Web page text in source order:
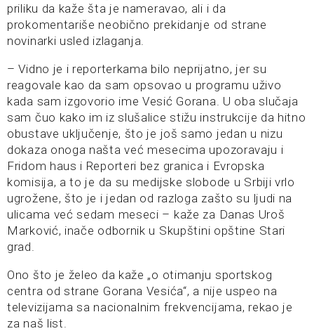
priliku da kaže šta je nameravao, ali i da
prokomentariše neobično prekidanje od strane
novinarki usled izlaganja.
– Vidno je i reporterkama bilo neprijatno, jer su
reagovale kao da sam opsovao u programu uživo
kada sam izgovorio ime Vesić Gorana. U oba slučaja
sam čuo kako im iz slušalice stižu instrukcije da hitno
obustave uključenje, što je još samo jedan u nizu
dokaza onoga našta već mesecima upozoravaju i
Fridom haus i Reporteri bez granica i Evropska
komisija, a to je da su medijske slobode u Srbiji vrlo
ugrožene, što je i jedan od razloga zašto su ljudi na
ulicama već sedam meseci – kaže za Danas Uroš
Marković, inače odbornik u Skupštini opštine Stari
grad.
Ono što je želeo da kaže „o otimanju sportskog
centra od strane Gorana Vesića“, a nije uspeo na
televizijama sa nacionalnim frekvencijama, rekao je
za naš list.